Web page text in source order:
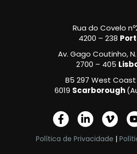
Rua do Covelo
4200 – 238
Av. Gago Coutinho,
2700 – 405
B5 297 West Coast
6019 Scarborough
F
a
c
e
L
i
n
k
V
i
m
e
Política de Privacidade |